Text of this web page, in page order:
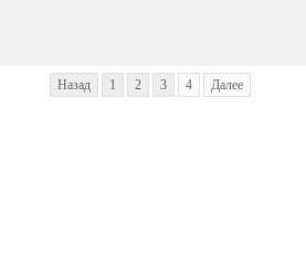
Назад 1 2 3 4 Далее